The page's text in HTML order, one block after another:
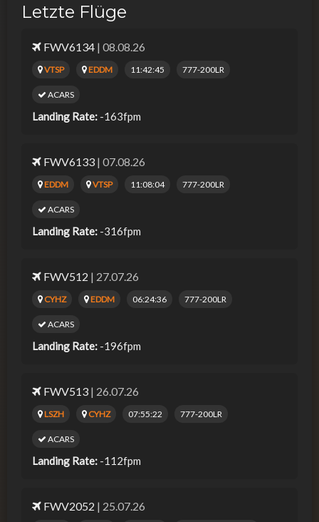
Letzte Flüge
FWV6134 | 08.08.26
VTSP EDDM 11:42:45 777-200LR
ACARS
Landing Rate: -163fpm
FWV6133 | 07.08.26
EDDM VTSP 11:08:04 777-200LR
ACARS
Landing Rate: -316fpm
FWV512 | 27.07.26
CYHZ EDDM 06:24:36 777-200LR
ACARS
Landing Rate: -196fpm
FWV513 | 26.07.26
LSZH CYHZ 07:55:22 777-200LR
ACARS
Landing Rate: -112fpm
FWV2052 | 25.07.26